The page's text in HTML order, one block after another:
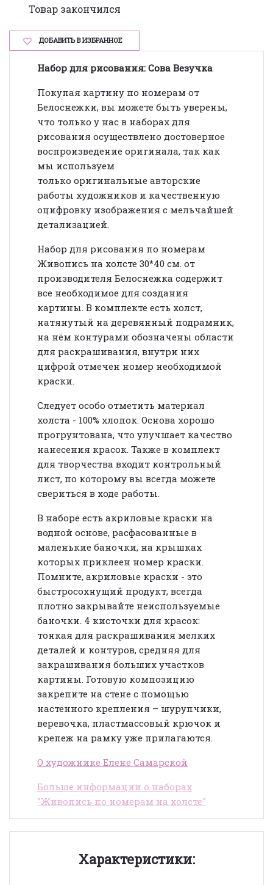
Товар закончился
ДОБАВИТЬ В ИЗБРАННОЕ
Набор для рисования: Сова Везучка
Покупая картину по номерам от
Белоснежки, вы можете быть уверены,
что только у нас в наборах для
рисования осуществлено достоверное
воспроизведение оригинала, так как
мы используем
только оригинальные авторские
работы художников и качественную
оцифровку изображения с мельчайшей
детализацией.
Набор для рисования по номерам
Живопись на холсте 30*40 см. от
производителя Белоснежка содержит
все необходимое для создания
картины. В комплекте есть холст,
натянутый на деревянный подрамник,
на нём контурами обозначены области
для раскрашивания, внутри них
цифрой отмечен номер необходимой
краски.
Следует особо отметить материал
холста - 100% хлопок. Основа хорошо
прогрунтована, что улучшает качество
нанесения красок. Также в комплект
для творчества входит контрольный
лист, по которому вы всегда можете
свериться в ходе работы.
В наборе есть акриловые краски на
водной основе, расфасованные в
маленькие баночки, на крышках
которых приклеен номер краски.
Помните, акриловые краски - это
быстросохнущий продукт, всегда
плотно закрывайте неиспользуемые
баночки. 4 кисточки для красок:
тонкая для раскрашивания мелких
деталей и контуров, средняя для
закрашивания больших участков
картины. Готовую композицию
закрепите на стене с помощью
настенного крепления – шурупчики,
веревочка, пластмассовый крючок и
крепеж на рамку уже прилагаются.
О художнике Елене Самарской
Больше информации о наборах
"Живопись по номерам на холсте"
Характеристики: